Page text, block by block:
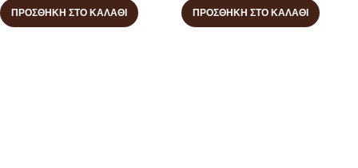
ΠΡΟΣΘΉΚΗ ΣΤΟ ΚΑΛΆΘΙ ΠΡΟΣΘΉΚΗ ΣΤΟ ΚΑΛΆΘΙ